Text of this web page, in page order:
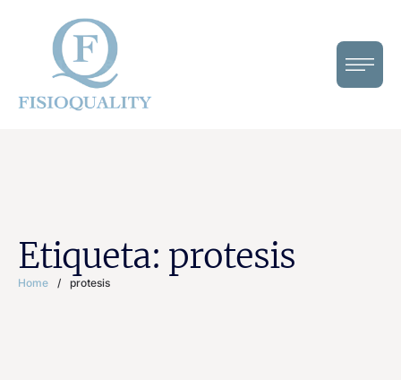
Etiqueta: protesis
Home / protesis